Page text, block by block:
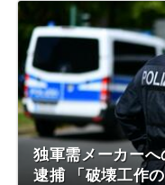
独軍需メーカー
逮捕 「破壊工作